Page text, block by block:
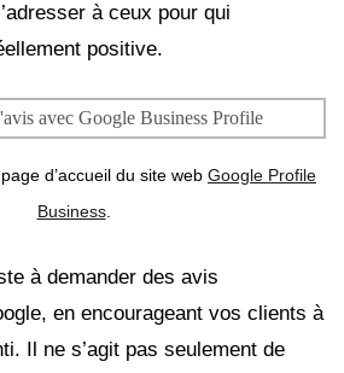
à ceux pour qui
positive.
d’accueil du site web Google Profile
Business.
à demander des avis
en encourageant vos clients à
Il ne s’agit pas seulement de